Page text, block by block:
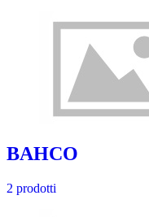
BAHCO
2 prodotti